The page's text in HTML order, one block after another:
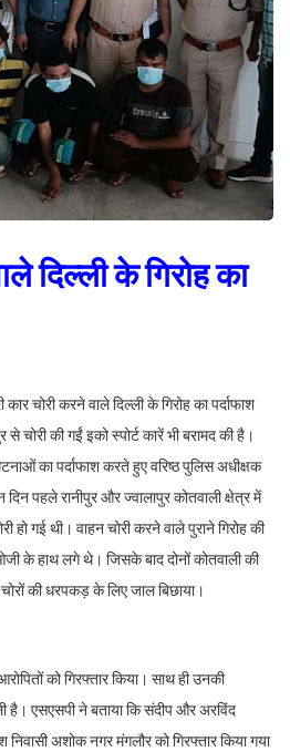
दिल्ली के गिरोह का
चोरी करने वाले दिल्ली के गिरोह का पर्दाफाश
चोरी की गईं इको स्पोर्ट कारें भी बरामद की है।
का पर्दाफाश करते हुए वरिष्ठ पुलिस अधीक्षक
दिन पहले रानीपुर और ज्वालापुर कोतवाली क्षेत्र में
हो गई थी। वाहन चोरी करने वाले पुराने गिरोह की
के हाथ लगे थे। जिसके बाद दोनों कोतवाली की
की धरपकड़ के लिए जाल बिछाया।
को गिरफ्तार किया। साथ ही उनकी
है। एसएसपी ने बताया कि संदीप और अरविंद
निवासी अशोक नगर मंगलौर को गिरफ्तार किया गया